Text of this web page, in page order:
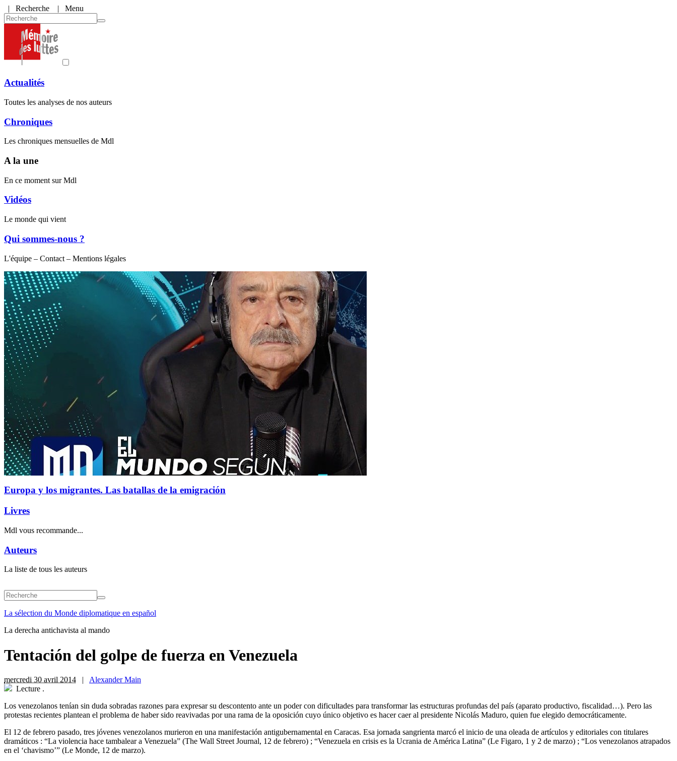
| Recherche | Menu
Actualités
Toutes les analyses de nos auteurs
Chroniques
Les chroniques mensuelles de Mdl
A la une
En ce moment sur Mdl
Vidéos
Le monde qui vient
Qui sommes-nous ?
L'équipe – Contact – Mentions légales
Europa y los migrantes. Las batallas de la emigración
Livres
Mdl vous recommande...
Auteurs
La liste de tous les auteurs
La sélection du Monde diplomatique en español
La derecha antichavista al mando
Tentación del golpe de fuerza en Venezuela
mercredi 30 avril 2014 | Alexander Main
Lecture .
Los venezolanos tenían sin duda sobradas razones para expresar su descontento ante un poder con dificultades para transformar las estructuras profundas del país (aparato productivo, fiscalidad…). Pero las
protestas recientes plantean el problema de haber sido reavivadas por una rama de la oposición cuyo único objetivo es hacer caer al presidente Nicolás Maduro, quien fue elegido democráticamente.
El 12 de febrero pasado, tres jóvenes venezolanos murieron en una manifestación antigubernamental en Caracas. Esa jornada sangrienta marcó el inicio de una oleada de artículos y editoriales con titulares
dramáticos : “La violencia hace tambalear a Venezuela” (The Wall Street Journal, 12 de febrero) ; “Venezuela en crisis es la Ucrania de América Latina” (Le Figaro, 1 y 2 de marzo) ; “Los venezolanos atrapados
en el ‘chavismo’” (Le Monde, 12 de marzo).